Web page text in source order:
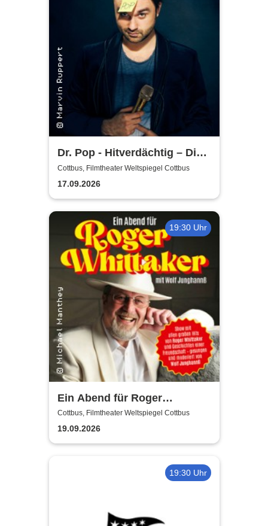
Dr. Pop - Hitverdächtig – Die
Musik-Comedy-Stand-up-
Show! - (ständig aktualisiert)
Cottbus, Filmtheater Weltspiegel Cottbus
17.09.2026
19:30 Uhr
Ein Abend für Roger
Whittaker - Die Bühnenshow
mit allen seinen großen Hits
Cottbus, Filmtheater Weltspiegel Cottbus
19.09.2026
19:30 Uhr